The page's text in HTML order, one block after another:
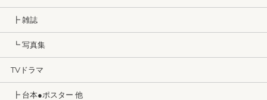
┣ 雑誌
┗ 写真集
TVドラマ
┣ 台本●ポスター 他